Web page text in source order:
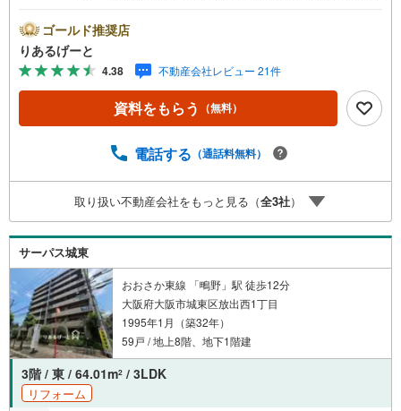
能！交通便利な人気エリア!!■物件検討中のお客さま！ちょ
っと見学してみたいだけなどでも内覧可能です！売主さま
の都合等で見学ができない場合がございます。お気軽に
「りあるげーと」までお問合わせ下さい！■「りあるげー
と」が選ばれるポイント！■年中休まず営業中！いつでも対
応致します！・営業時間:9:00～21:00上記の時間帯は、お
相談、承ります！■【無料送迎】「小さなお子さまをつれて
ご相談ください！営業スタッフがご自宅に伺って送迎致し
ます！【リフォーム相談】資格を持った専門スタッフがお
悩みに合わせてお話をうかがい、お客さまにぴったりの提
案を行います！■その他:物件相談、住宅ローン相談、ご質
問、気になること、何でもお気軽にご相談ください！
ゴールド推奨店
りあるげーと
4.38 不動産会社レビュー 21件
資料をもらう （無料）
電話する （通話料無料）
取り扱い不動産会社をもっと見る（全3社）
サーパス城東
おおさか東線 「鴫野」駅 徒歩12分
大阪府大阪市城東区放出西1丁目
1995年1月（築32年）
59戸 / 地上8階、地下1階建
3階 / 東 / 64.01m2 / 3LDK
リフォーム